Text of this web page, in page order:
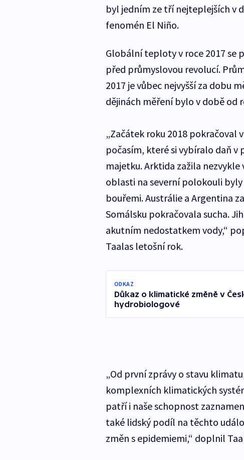
byl jedním ze tří nejteplejších v
fenomén El Niño.
Globální teploty v roce 2017 se
před průmyslovou revolucí.
2017 je vůbec nejvyšší za dobu
dějinách měření bylo v době od
„Začátek roku 2018 pokračoval
počasím, které si vybíralo daň v
majetku. Arktida zažila
oblasti na severní polokouli
bouřemi. Austrálie a Argentina
Somálsku pokračovala sucha.
akutním nedostatkem vody,“
Taalas letošní rok.
ODKAZ
Důkaz o klimatické změně v
hydrobiologové
„Od první zprávy o stavu
komplexních klimatických
patří i naše schopnost
také lidský podíl na těchto
změn s epidemiemi,“ doplnil